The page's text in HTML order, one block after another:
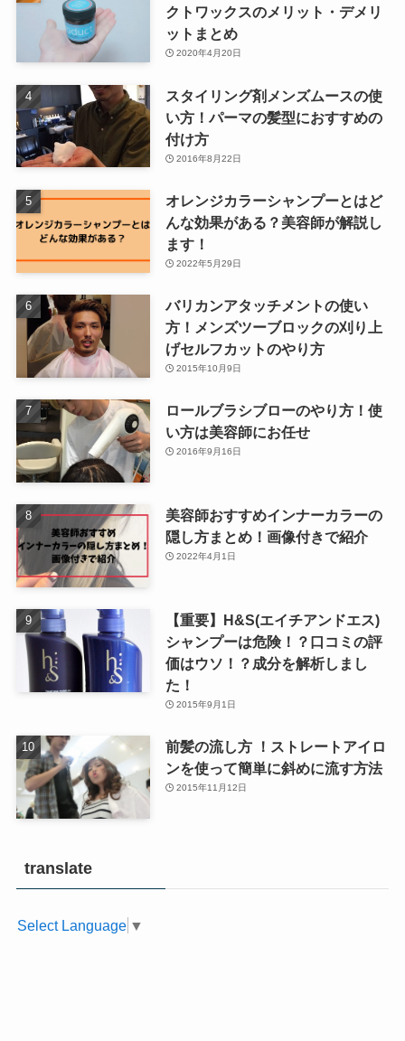
クトワックスのメリット・デメリ
ットまとめ
2020年4月20日
スタイリング剤メンズムースの使
い方！パーマの髪型におすすめの
付け方
2016年8月22日
オレンジカラーシャンプーとはど
んな効果がある？美容師が解説し
ます！
2022年5月29日
バリカンアタッチメントの使い
方！メンズツーブロックの刈り上
げセルフカットのやり方
2015年10月9日
ロールブラシブローのやり方！使
い方は美容師にお任せ
2016年9月16日
美容師おすすめインナーカラーの
隠し方まとめ！画像付きで紹介
2022年4月1日
【重要】H&S(エイチアンドエス)
シャンプーは危険！？口コミの評
価はウソ！？成分を解析しまし
た！
2015年9月1日
前髪の流し方 ！ストレートアイロ
ンを使って簡単に斜めに流す方法
2015年11月12日
translate
Select Language ▼